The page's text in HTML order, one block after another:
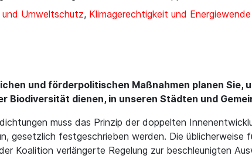
und Umweltschutz, Klimagerechtigkeit und Energiewende
und förderpolitischen Maßnahmen planen Sie,
Biodiversität dienen, in unseren Städten und
muss das Prinzip der doppelten
gesetzlich festgeschrieben werden. Die
Koalition verlängerte Regelung zur beschleunigten